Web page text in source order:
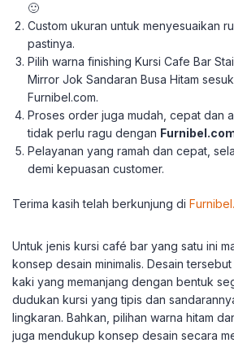
🙂
Custom ukuran untuk menyesuaikan
pastinya.
Pilih warna finishing Kursi Cafe Bar
Mirror Jok Sandaran Busa Hitam
Furnibel.com.
Proses order juga mudah, cepat dan
tidak perlu ragu dengan
Pelayanan yang ramah dan cepat,
demi kepuasan customer.
Terima kasih telah berkunjung di
Untuk jenis kursi café bar yang satu ini
konsep desain minimalis. Desain
kaki yang memanjang dengan bentuk
dudukan kursi yang tipis dan
lingkaran. Bahkan, pilihan warna hitam
juga mendukup konsep desain secara